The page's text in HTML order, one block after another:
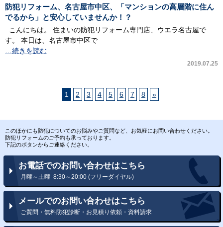
防犯リフォーム、名古屋市中区、「マンションの高層階に住ん
でるから」と安心していませんか！？
こんにちは。 住まいの防犯リフォーム専門店、ウエラ名古屋で
す。 本日は、名古屋市中区で
…続きを読む
2019.07.25
1 2 3 4 5 6 7 8 »
このほかにも防犯についてのお悩みやご質問など、お気軽にお問い合わせください。
防犯リフォームのご予約も承っております。
下記のボタンからご連絡ください。
お電話でのお問い合わせはこちら
月曜～土曜 8:30～20:00 (フリーダイヤル)
メールでのお問い合わせはこちら
ご質問・無料防犯診断・お見積り依頼・資料請求